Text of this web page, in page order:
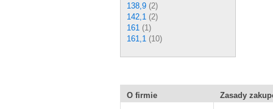
138,9 (2)
142,1 (2)
161 (1)
161,1 (10)
O firmie
Zasady